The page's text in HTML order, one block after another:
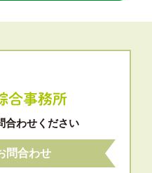
合わせください
問合わせ